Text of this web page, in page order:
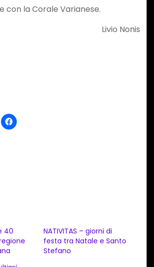
con la Corale Varianese.
Livio Nonis
40
NATIVITAS – giorni di
festa tra Natale e Santo
Stefano